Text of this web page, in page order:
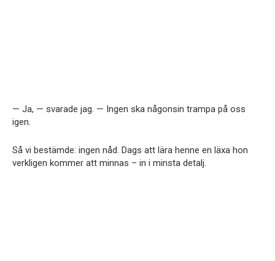
— Ja, — svarade jag. — Ingen ska någonsin trampa på oss
igen.
Så vi bestämde: ingen nåd. Dags att lära henne en läxa hon
verkligen kommer att minnas – in i minsta detalj.